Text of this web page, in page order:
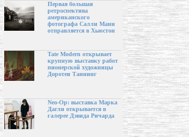
Первая большая
ретроспектива
американского
фотографа Салли Манн
отправляется в Хьюстон
Tate Modern открывает
крупную выставку работ
пионерской художницы
Доротеи Таннинг
Neo-Op: выставка Марка
Дагли открывается в
галерее Дэвида Ричарда